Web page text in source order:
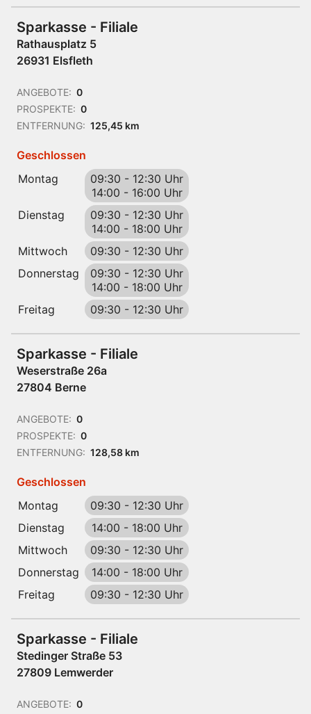
Sparkasse - Filiale
Rathausplatz 5
26931 Elsfleth
ANGEBOTE: 0
PROSPEKTE: 0
ENTFERNUNG: 125,45 km
Geschlossen
Montag
09:30 - 12:30 Uhr
14:00 - 16:00 Uhr
Dienstag
09:30 - 12:30 Uhr
14:00 - 18:00 Uhr
Mittwoch
09:30 - 12:30 Uhr
Donnerstag
09:30 - 12:30 Uhr
14:00 - 18:00 Uhr
Freitag
09:30 - 12:30 Uhr
Sparkasse - Filiale
Weserstraße 26a
27804 Berne
ANGEBOTE: 0
PROSPEKTE: 0
ENTFERNUNG: 128,58 km
Geschlossen
Montag
09:30 - 12:30 Uhr
Dienstag
14:00 - 18:00 Uhr
Mittwoch
09:30 - 12:30 Uhr
Donnerstag
14:00 - 18:00 Uhr
Freitag
09:30 - 12:30 Uhr
Sparkasse - Filiale
Stedinger Straße 53
27809 Lemwerder
ANGEBOTE: 0